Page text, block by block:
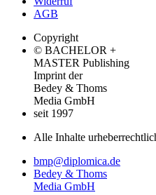
AGB
Copyright
© BACHELOR +
MASTER Publishing
Imprint der
Bedey & Thoms
Media GmbH
seit 1997
Alle Inhalte
bmp@diplomica.de
Bedey & Thoms
Media GmbH